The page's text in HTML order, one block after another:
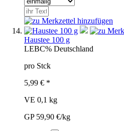
Haustee 100 g
LEBC% Deutschland
pro Stck
5,99 € *
VE 0,1 kg
GP 59,90 €/kg